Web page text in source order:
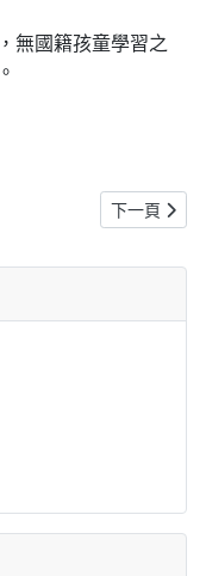
無國籍孩童學習之
下一篇文章:
下一頁